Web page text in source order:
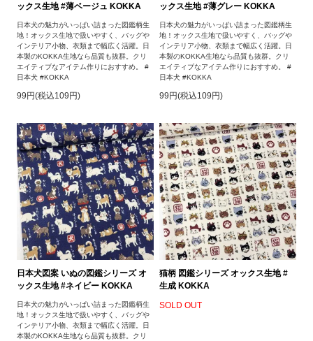
ックス生地 #薄ベージュ KOKKA
日本犬の魅力がいっぱい詰まった図鑑柄生
地！オックス生地で扱いやすく、バッグや
インテリア小物、衣類まで幅広く活躍。日
本製のKOKKA生地なら品質も抜群。クリ
エイティブなアイテム作りにおすすめ。 #
日本犬 #KOKKA
99円(税込109円)
ックス生地 #薄グレー KOKKA
日本犬の魅力がいっぱい詰まった図鑑柄生
地！オックス生地で扱いやすく、バッグや
インテリア小物、衣類まで幅広く活躍。日
本製のKOKKA生地なら品質も抜群。クリ
エイティブなアイテム作りにおすすめ。 #
日本犬 #KOKKA
99円(税込109円)
日本犬図案 いぬの図鑑シリーズ オ
ックス生地 #ネイビー KOKKA
日本犬の魅力がいっぱい詰まった図鑑柄生
地！オックス生地で扱いやすく、バッグや
インテリア小物、衣類まで幅広く活躍。日
本製のKOKKA生地なら品質も抜群。クリ
猫柄 図鑑シリーズ オックス生地 #
生成 KOKKA
SOLD OUT